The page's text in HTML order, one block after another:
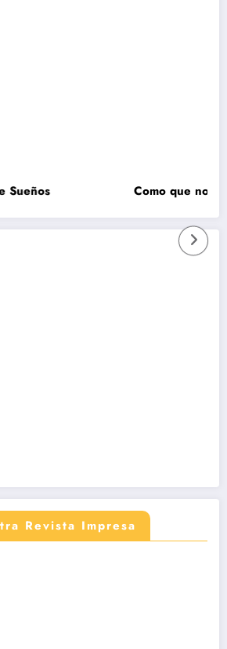
Como que no se pudo
Revista Impresa